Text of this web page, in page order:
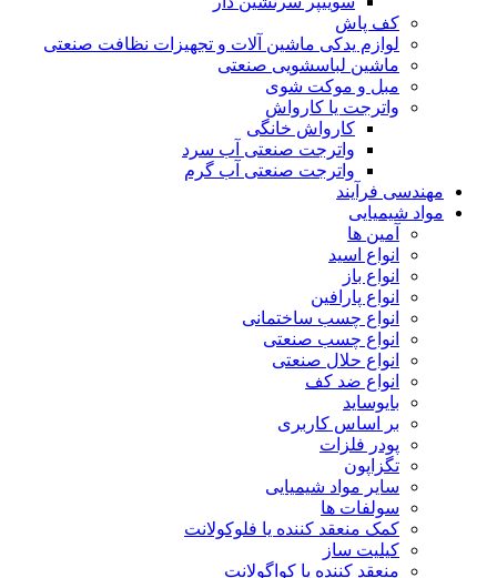
کف پاش
لوازم یدکی ماشین آلات و تجهیزات نظافت صنعتی
ماشین لباسشویی صنعتی
مبل و موکت شوی
واترجت یا کارواش
کارواش خانگی
واترجت صنعتی آب سرد
واترجت صنعتی آب گرم
مهندسی فرآیند
مواد شیمیایی
آمین ها
انواع اسید
انواع باز
انواع پارافین
انواع چسب ساختمانی
انواع چسب صنعتی
انواع حلال صنعتی
انواع ضد کف
بایوساید
بر اساس کاربری
پودر فلزات
تگزاپون
سایر مواد شیمیایی
سولفات ها
کمک منعقد کننده یا فلوکولانت
کیلیت ساز
منعقد کننده یا کواگولانت